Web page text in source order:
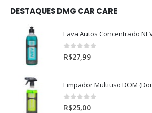
DESTAQUES DMG CAR CARE
0out of 5
R$27,99
0 out of 5
R$25,00